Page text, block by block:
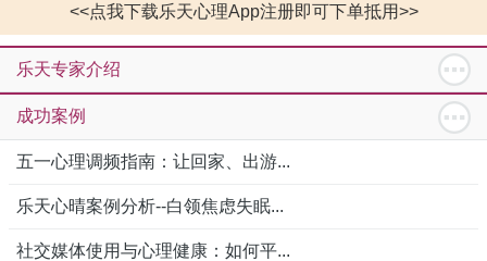
<<点我下载乐天心理App注册即可下单抵用>>
乐天专家介绍
成功案例
五一心理调频指南：让回家、出游...
乐天心晴案例分析--白领焦虑失眠...
社交媒体使用与心理健康：如何平...